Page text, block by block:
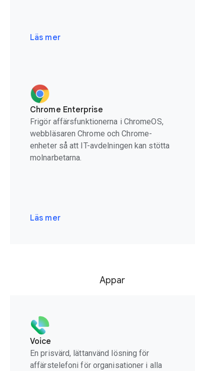
Läs mer
Chrome Enterprise
Frigör affärsfunktionerna i ChromeOS,
webbläsaren Chrome och Chrome-
enheter så att IT-avdelningen kan stötta
molnarbetarna.
Läs mer
Appar
Voice
En prisvärd, lättanvänd lösning för
affärstelefoni för organisationer i alla